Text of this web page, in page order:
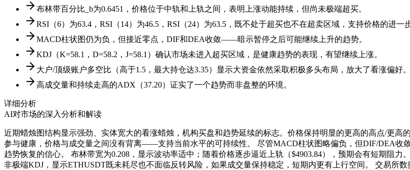
布林带百分比_b为0.6451，价格位于中轨和上轨之间，表明上涨动能持续，但尚未极端超买。
RSI（6）为63.4，RSI（14）为46.5，RSI（24）为63.5，既不处于超买也不在超卖区域，支持价格的进一
MACD柱状图仍为负，但接近零点，DIF和DEA收敛——暗示暂停之后可能继续上升的趋势。
KDJ（K=58.1，D=58.2，J=58.1）确认市场未进入超买区域，是健康趋势的表现，有望继续上涨。
大户/顶级账户多空比（高于1.5，最大持仓达3.35）显示大资金依然采取积极多头布局，放大了看涨偏好。
高成交量和持续走高的ADX（37.20）证实了一个趋势而非盘整的环境。
详细分析
AI对市场的深入分析和解读
近期蜡烛图结构显示强劲、实体宽大的看涨蜡烛，机构买盘和趋势延续的标志。价格保持明显的更高的高点/更
参与健康，价格与成交量之间没有背离——支持当前水平的可持续性。 尽管MACD柱状图略偏负，但DIF/DEA收
趋势恢复的信心。 布林带宽为0.208，显示波动率适中；随着价格逐步逼近上轨（$4903.84），预期会有短期阻
非极端KDJ，显示ETHUSDT既未耗尽也不面临反转风险，如果成交量保持稳定，短期内更有上行空间。 交易所